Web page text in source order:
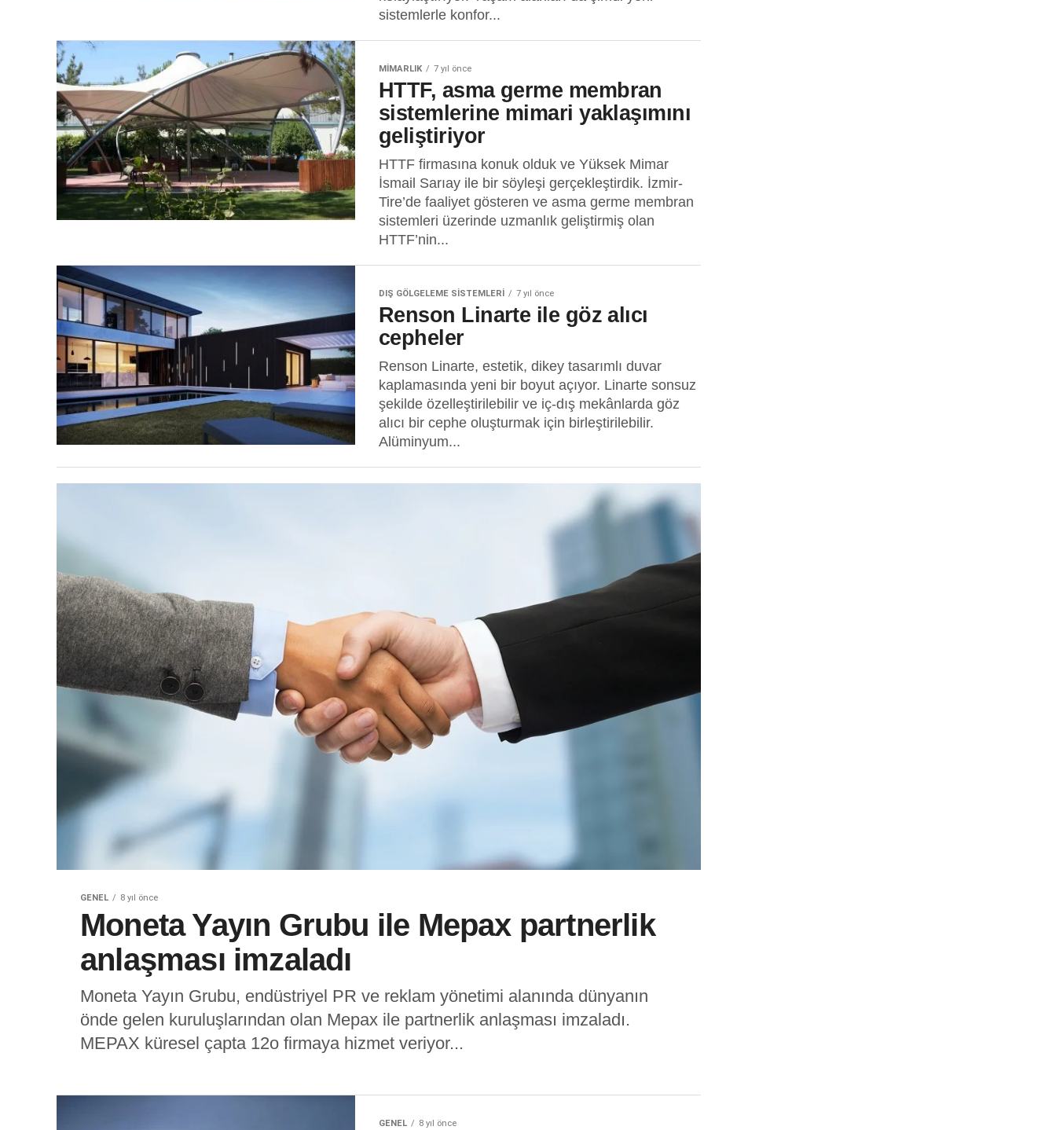
sistemlerle konfor...
MIMARLIK 7 yıl önce
HTTF, asma germe membran
sistemlerine mimari yaklaşımını
geliştiriyor
HTTF firmasına konuk olduk ve Yüksek Mimar
İsmail Sarıay ile bir söyleşi gerçekleştirdik. İzmir-
Tire’de faaliyet gösteren ve asma germe membran
sistemleri üzerinde uzmanlık geliştirmiş olan
HTTF’nin...
DIŞ GÖLGELEME SISTEMLERI 7 yıl önce
Renson Linarte ile göz alıcı
cepheler
Renson Linarte, estetik, dikey tasarımlı duvar
kaplamasında yeni bir boyut açıyor. Linarte sonsuz
şekilde özelleştirilebilir ve iç-dış mekânlarda göz
alıcı bir cephe oluşturmak için birleştirilebilir.
Alüminyum...
GENEL 8 yıl önce
Moneta Yayın Grubu ile Mepax partnerlik
anlaşması imzaladı
Moneta Yayın Grubu, endüstriyel PR ve reklam yönetimi alanında dünyanın
önde gelen kuruluşlarından olan Mepax ile partnerlik anlaşması imzaladı.
MEPAX küresel çapta 12o firmaya hizmet veriyor...
GENEL 8 yıl önce